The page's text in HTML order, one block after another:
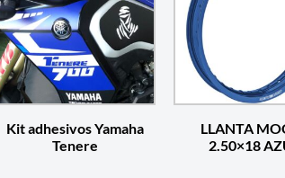
Kit adhesivos Yamaha
Tenere
LLANTA